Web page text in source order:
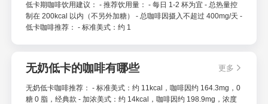
低卡期咖啡饮用建议： - 推荐饮用量： - 每日 1-2 杯为宜 - 总热量控
制在 200kcal 以内（不另外加糖） - 总咖啡因摄入不超过 400mg/天 -
低卡咖啡推荐： - 标准美式：约 1
无奶低卡的咖啡有哪些 更多
无奶低卡咖啡推荐： - 标准美式：约 11kcal，咖啡因约 164.3mg，0
糖 0 脂，经典款 - 加浓美式：约 14kcal，咖啡因约 198.9mg，浓度